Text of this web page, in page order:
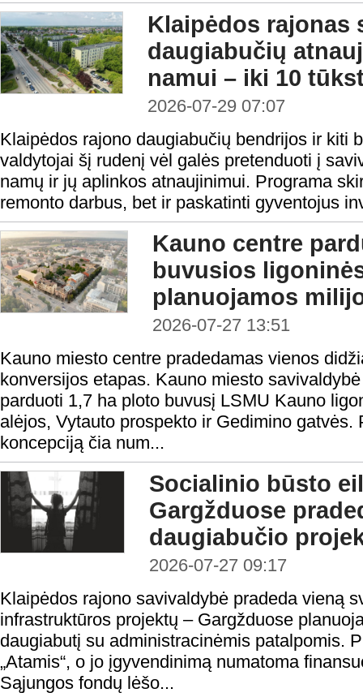
Klaipėdos rajonas
daugiabučių
namui – iki 10
2026-07-29 07:07
Klaipėdos rajono daugiabučių bendrijos ir kiti
valdytojai šį rudenį vėl galės pretenduoti į
namų ir jų aplinkos atnaujinimui. Programa
remonto darbus, bet ir paskatinti gyventojus
Kauno centre
buvusios
planuojamos
2026-07-27 13:51
Kauno miesto centre pradedamas vienos
konversijos etapas. Kauno miesto
parduoti 1,7 ha ploto buvusį LSMU Kauno
alėjos, Vytauto prospekto ir Gedimino gatvės.
koncepciją čia num...
Socialinio būsto
Gargžduose
daugiabučio
2026-07-27 09:17
Klaipėdos rajono savivaldybė pradeda vieną
infrastruktūros projektų – Gargžduose
daugiabutį su administracinėmis patalpomis.
„Atamis“, o jo įgyvendinimą numatoma
Sąjungos fondų lėšo...